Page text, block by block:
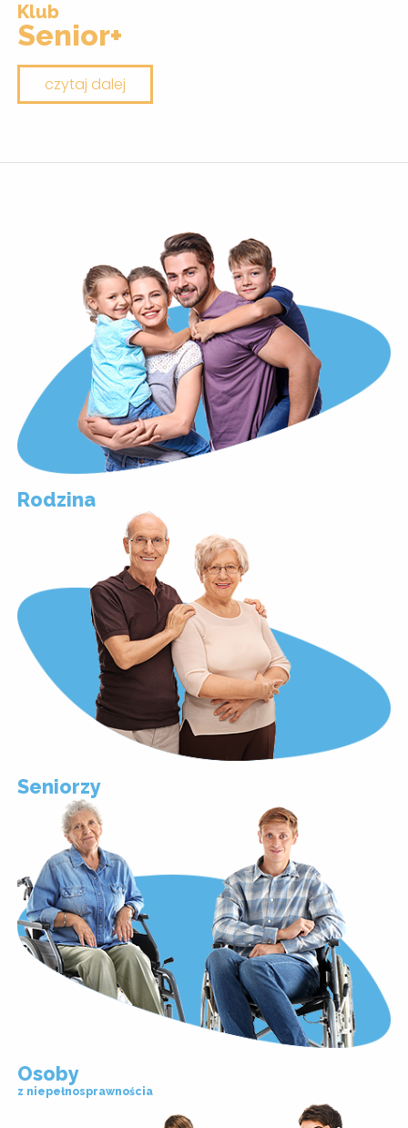
Klub
Senior+
czytaj dalej
Rodzina
Seniorzy
Osoby
z niepełnosprawnościa